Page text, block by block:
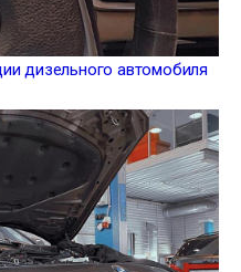
дизельного автомобиля